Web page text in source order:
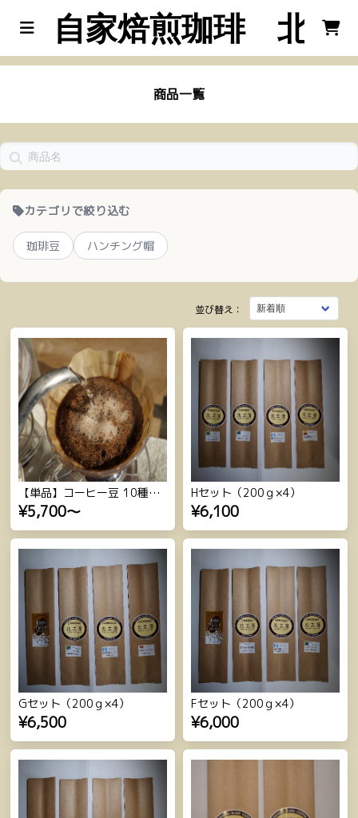
自家焙煎珈琲 北工
商品一覧
カテゴリで絞り込む
珈琲豆 ハンチング帽
並び替え：
【単品】コーヒー豆 10種（200ｇ×4）
¥5,700～
Hセット（200ｇ×4）
¥6,100
Gセット（200ｇ×4）
¥6,500
Fセット（200ｇ×4）
¥6,000